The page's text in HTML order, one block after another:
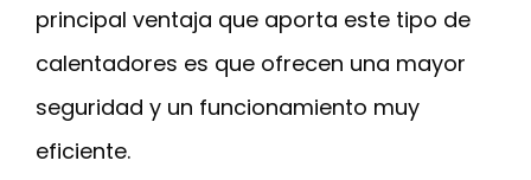
principal ventaja que aporta este tipo de
calentadores es que ofrecen una mayor
seguridad y un funcionamiento muy
eficiente.